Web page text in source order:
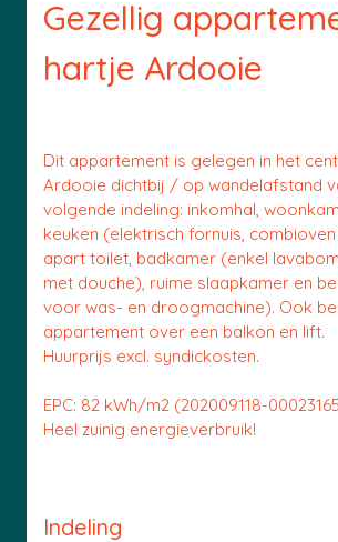
Gezellig
hartje Ardooie
Dit appartement is gelegen in het
Ardooie dichtbij / op wandelafstand
volgende indeling: inkomhal,
keuken (elektrisch fornuis,
apart toilet, badkamer (enkel
met douche), ruime slaapkamer en
voor was- en droogmachine). Ook
appartement over een balkon en lift.
Huurprijs excl. syndickosten.
EPC: 82 kWh/m2 (202009118-
Heel zuinig energieverbruik!
Indeling